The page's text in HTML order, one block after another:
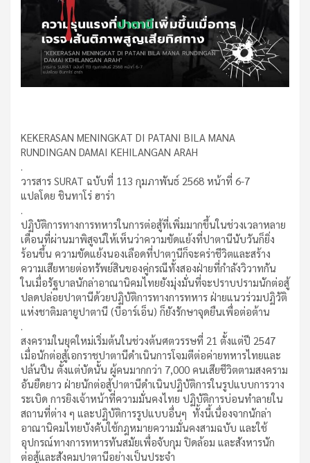
KEKERASAN MENINGKAT DI PATANI BILA MANA
RUNDINGAN DAMAI KEHILANGAN ARAH
.
วารสาร SURAT ฉบับที่ 113 กุมภาพันธ์ 2568 หน้าที่ 6-7
แปลโดย ชินทาโร่ ฮาร่า
.
ปฏิบัติการทางการทหารในการต่อสู้ที่เพิ่มมากขึ้นในช่วงเวลาหลาย
เดือนที่ผ่านมาพิสูจน์ให้เห็นว่าความขัดแย้งที่ปาตานีนับวันก็ยิ่ง
ร้อนขึ้น ความขัดแย้งนองเลือดที่ปาตานีก็จะคร่าชีวิตและสร้าง
ความเสียหายต่อทรัพย์สินของคู่กรณีทั้งสองฝ่ายที่กำลังวิวาทกัน
ในเมื่อรัฐบาลนักล่าอาณานิคมไทยยังมุ่งมั่นที่จะปราบปรามนักต่อสู้
ปลดปล่อยปาตานีด้วยปฏิบัติการทางการทหาร ฝ่ายแนวร่วมปฏิวัติ
แห่งชาติมลายูปาตานี (บีอาร์เอ็น) ก็ยังรักษาจุดยืนเพื่อต่อต้าน
.
สงครามในยุคใหม่เริ่มต้นในช่วงต้นศตวรรษที่ 21 ตั้งแต่ปี 2547
เมื่อนักต่อสู้เอกราชปาตานีดำเนินการโจมตีต่อค่ายทหารไทยและ
ปล้นปืน ตั้งแต่บัดนั้น ผู้คนมากกว่า 7,000 คนเสียชีวิตตามสงคราม
อันยืดยาว ฝ่ายนักต่อสู้ปาตานีดำเนินปฏิบัติการในรูปแบบการวาง
ระเบิด การยิงเจ้าหน้าที่ความมั่นคงไทย ปฏิบัติการบ่อนทำลายใน
สถานที่ต่าง ๆ และปฏิบัติการรูปแบบอื่นๆ ทั้งนี้เนื่องจากนักล่า
อาณานิคมไทยบังคับใช้กฎหมายความมั่นคงสามฉบับ และใช้
อุปกรณ์ทางการทหารทันสมัยเพื่อจับกุม ปิดล้อม และสังหารนัก
ต่อสู้และสังคมปาตานีอย่างเป็นประจำ